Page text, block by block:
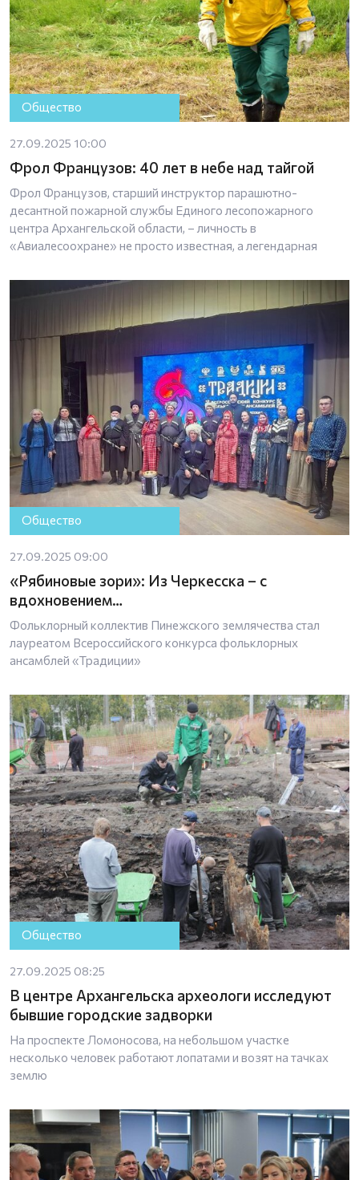
Общество
27.09.2025 10:00
Фрол Французов: 40 лет в небе над тайгой
Фрол Французов, старший инструктор парашютно-
десантной пожарной службы Единого лесопожарного
центра Архангельской области, – личность в
«Авиалесоохране» не просто известная, а легендарная
Общество
27.09.2025 09:00
«Рябиновые зори»: Из Черкесска – с
вдохновением…
Фольклорный коллектив Пинежского землячества стал
лауреатом Всероссийского конкурса фольклорных
ансамблей «Традиции»
Общество
27.09.2025 08:25
В центре Архангельска археологи исследуют
бывшие городские задворки
На проспекте Ломоносова, на небольшом участке
несколько человек работают лопатами и возят на тачках
землю